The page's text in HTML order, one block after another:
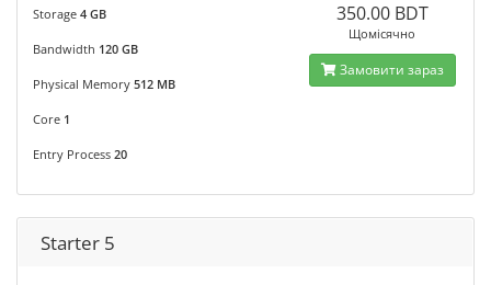
Storage 4 GB
Bandwidth 120 GB
Physical Memory 512 MB
Core 1
Entry Process 20
350.00 BDT
Щомісячно
Замовити зараз
Starter 5